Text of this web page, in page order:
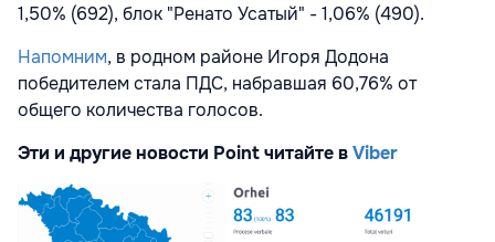
1,50% (692), блок "Ренато Усатый" - 1,06% (490).
Напомним, в родном районе Игоря Додона
победителем стала ПДС, набравшая 60,76% от
общего количества голосов.
Эти и другие новости Point читайте вViber